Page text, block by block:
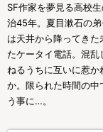
SF作家を夢見る高校
治45年。夏目漱石の弟
は天井から降ってき
たケータイ電話。混
ねるうちに互いに惹
か。限られた時間の中
う事に…。